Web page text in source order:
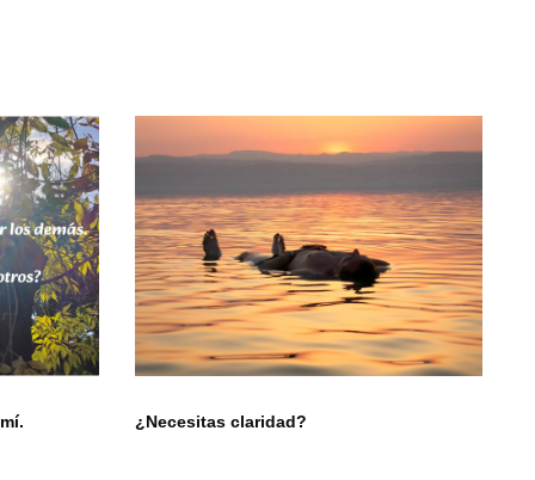
¿Necesitas claridad?